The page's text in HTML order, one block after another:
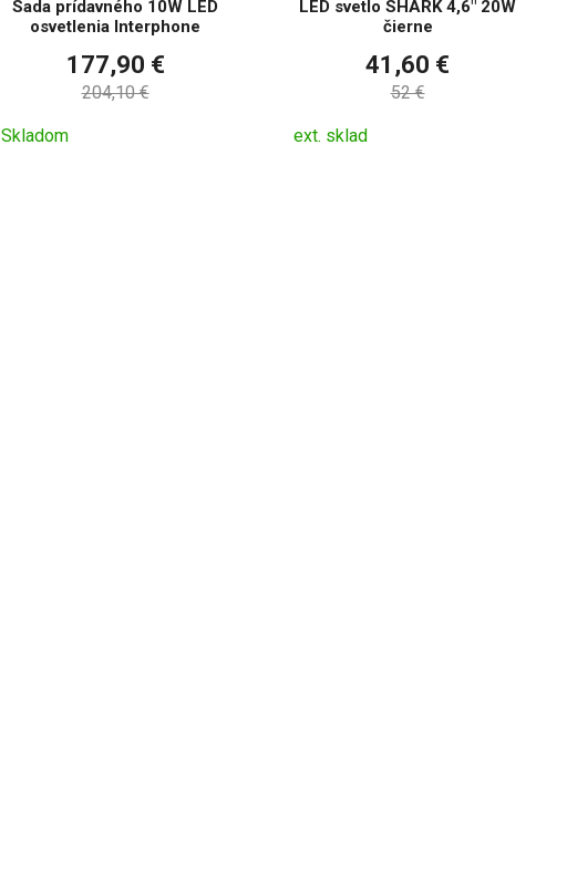
Sada prídavného 10W LED
osvetlenia Interphone
177,90 €
204,10 €
Skladom
LED svetlo SHARK 4,6" 20W
čierne
41,60 €
52 €
ext. sklad